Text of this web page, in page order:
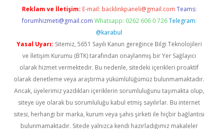
Reklam ve İletişim: E-mail: backlinkpaneli@gmail.com Teams:
forumhizmeti@gmail.com Whatsapp: 0262 606 0 726 Telegram:
@karabul
Yasal Uyarı: Sitemiz, 5651 Sayılı Kanun gereğince Bilgi Teknolojileri
ve İletişim Kurumu (BTK) tarafından onaylanmış bir Yer Sağlayıcı
olarak hizmet vermektedir. Bu nedenle, sitedeki içerikleri proaktif
olarak denetleme veya araştırma yükümlülüğümüz bulunmamaktadır.
Ancak, üyelerimiz yazdıkları içeriklerin sorumluluğunu taşımakta olup,
siteye üye olarak bu sorumluluğu kabul etmiş sayılırlar. Bu internet
sitesi, herhangi bir marka, kurum veya şahıs şirketi ile hiçbir bağlantısı
bulunmamaktadır. Sitede yalnızca kendi hazırladığımız makaleler